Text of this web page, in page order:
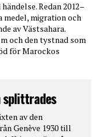
Redan 2012–
medel, migration och
av Västsahara.
och den tystnad som
för Marockos
splittrades
av den
Genève 1930 till